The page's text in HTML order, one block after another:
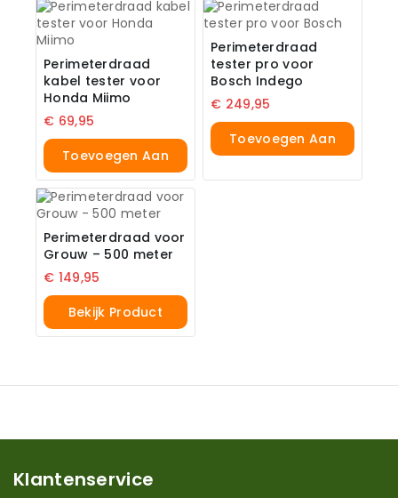
Perimeterdraad
kabel tester voor
Honda Miimo
€ 69,95
Toevoegen Aan
Winkelwagen
Perimeterdraad
tester pro voor
Bosch Indego
€ 249,95
Toevoegen Aan
Perimeterdraad voor
Grouw – 500 meter
€ 149,95
Bekijk Product
Klantenservice